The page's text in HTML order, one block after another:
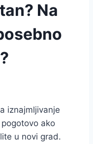
Na
iznajmljivanje
ako
u novi grad.